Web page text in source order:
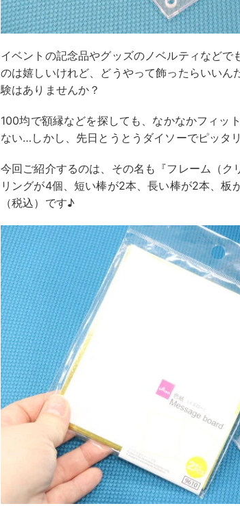
イベントの記念品やグッズのノベルティなどで
のは嬉しいけれど、どうやって飾ったらいい
験はありませんか？
100均で額縁などを探しても、なかなかフィッ
ない…しかし、先日とうとうダイソーでピッタ
今回ご紹介するのは、その名も『フレーム（ク
リングが4個、短い棒が2本、長い棒が2本、板
（税込）です♪